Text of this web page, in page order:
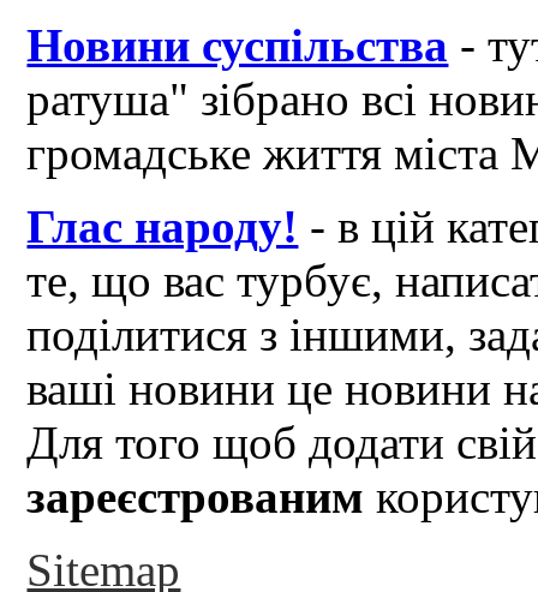
Новини суспільства -
ратуша" зібрано всі
громадське життя міста
Глас народу! - в цій
те, що вас турбує,
поділитися з іншими,
ваші новини це новини
Для того щоб додати
зареєстрованим
Sitemap